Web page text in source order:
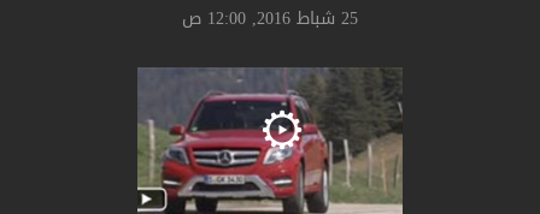
25 شباط 2016, 12:00 ص